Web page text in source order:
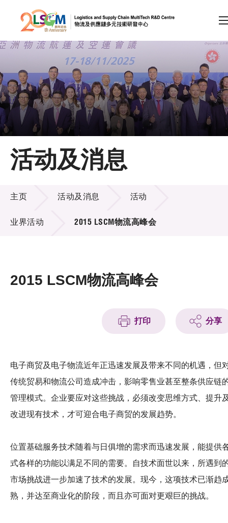
跳到内容（按回车键）
会员登录
A A EN 繁 简
主页
关于LSCM
技术商品化
项目及资助计划
活动及消息
科技分享
会籍
活动及消息
活动及消息
主页 活动及消息 活动
业界活动 2015 LSCM物流高峰会
2015 LSCM物流高峰会
打印 分享
电子商贸及电子物流近年正迅速发展及带来不同的机遇，但
传统贸易和物流公司造成冲击，影响零售业甚至整条供应链
管理模式。 企业要应对这些挑战，必须改变思维方式、提升
改进现有技术，才可迎合电子商贸的发展趋势。
位置基础服务技术随着与日俱增的需求而迅速发展，能提供
式各样的功能以满足不同的需要。
自技术面世以来，所遇到
市场挑战进一步加速了技术的发展。 现今，这项技术已渐趋
熟，并达至商业化的阶段，而且亦可面对更艰巨的挑战。